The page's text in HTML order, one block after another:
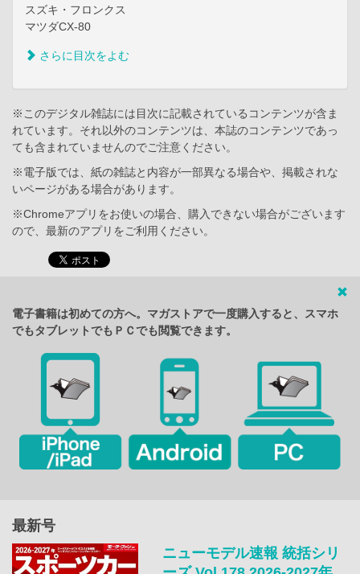
スズキ・フロンクス
マツダCX-80
さらに目次をよむ
※このデジタル雑誌には目次に記載されているコンテンツが含ま
れています。それ以外のコンテンツは、本誌のコンテンツであっ
ても含まれていませんのでご注意ください。
※電子版では、紙の雑誌と内容が一部異なる場合や、掲載されな
いページがある場合があります。
※Chromeアプリをお使いの場合、購入できない場合がございます
ので、最新のアプリをご利用ください。
電子書籍は初めての方へ。マガストアで一度購入すると、スマホ
でもタブレットでもＰＣでも閲覧できます。
最新号
ニューモデル速報 統括シリ